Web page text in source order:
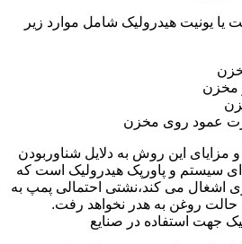
یا یونیت هیدرولیک شامل موارد زیر
مخزن
عمود روی مخزن
مزایای این روش به دلایل شناوربودن
سیستم و پاورپک هیدرولیک است که
اشغال می کند،نشتی احتمالی پمپ به
حالت روغن به هدر نخواهد رفت.
جهت استفاده در صنایع